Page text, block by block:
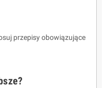
przepisy obowiązujące